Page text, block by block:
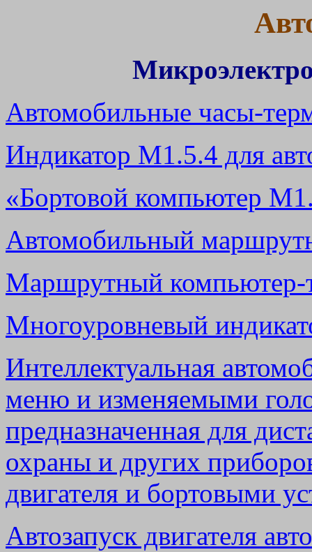
Автомобильные часы-
Индикатор М1.5.4 для
«Бортовой компьютер
Автомобильный
Маршрутный компьютер-
Многоуровневый
Интеллектуальная
меню и изменяемыми
предназначенная для
охраны и других
двигателя и бортовыми
Автозапуск двигателя